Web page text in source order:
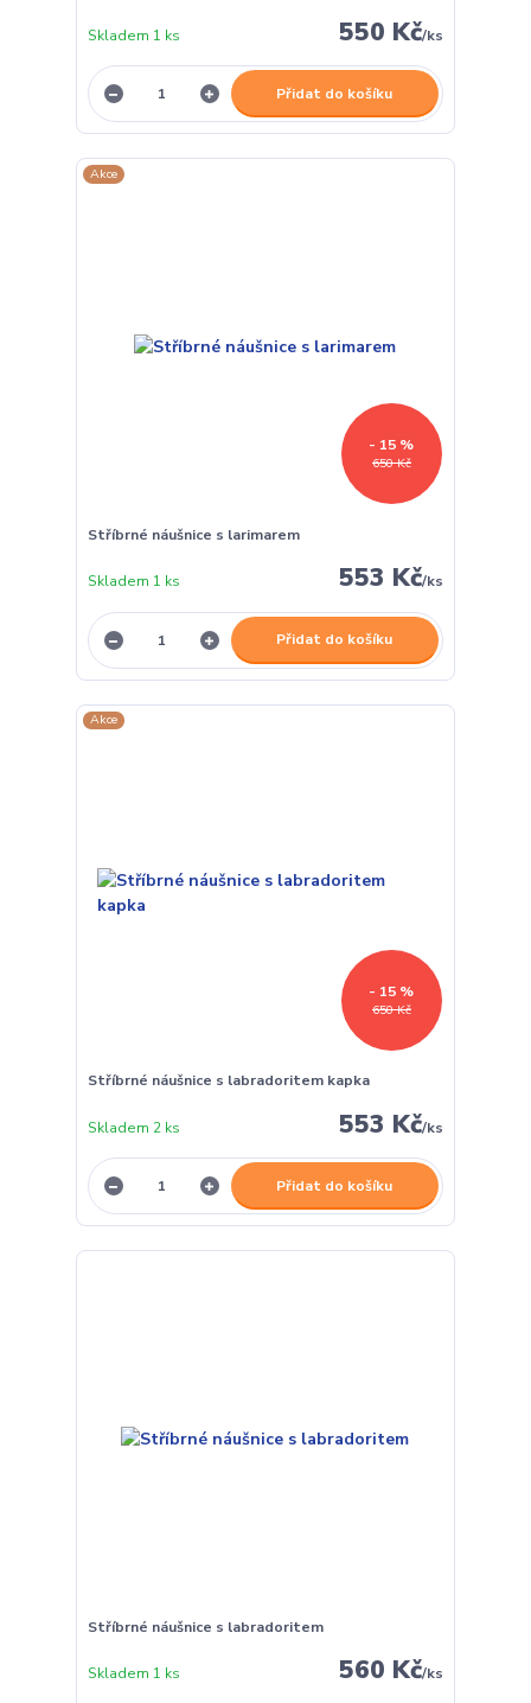
550 Kč/ks
Skladem 1 ks
Přidat do košíku
Akce
650 Kč
- 15 %
Stříbrné náušnice s larimarem
553 Kč/ks
Skladem 1 ks
Přidat do košíku
Akce
650 Kč
- 15 %
Stříbrné náušnice s labradoritem kapka
553 Kč/ks
Skladem 2 ks
Přidat do košíku
Stříbrné náušnice s labradoritem
560 Kč/ks
Skladem 1 ks